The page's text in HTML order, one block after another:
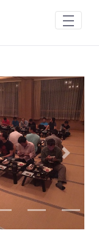
Next